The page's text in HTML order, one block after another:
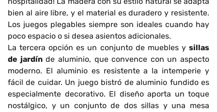
bien al aire libre, y el material es duradero y resistente.
Los juegos plegables siempre son ideales cuando hay
poco espacio o si desea asientos adicionales.
La tercera opción es un conjunto de muebles y sillas
de jardínde aluminio, que convence con un aspecto
moderno. El aluminio es resistente a la intemperie y
fácil de cuidar. Un juego bistró de aluminio fundido es
especialmente decorativo. El diseño aporta un toque
nostálgico, y un conjunto de dos sillas y una mesa